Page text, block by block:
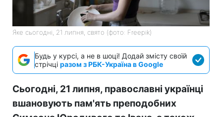
Яке сьогодні, 21 липня, свято (фото: Freepik)
Будь у курсі, а не в шоці! Додай змісту своїй
стрічці разом з РБК-Україна в Google
Сьогодні, 21 липня, православні українці
вшановують пам'ять преподобних